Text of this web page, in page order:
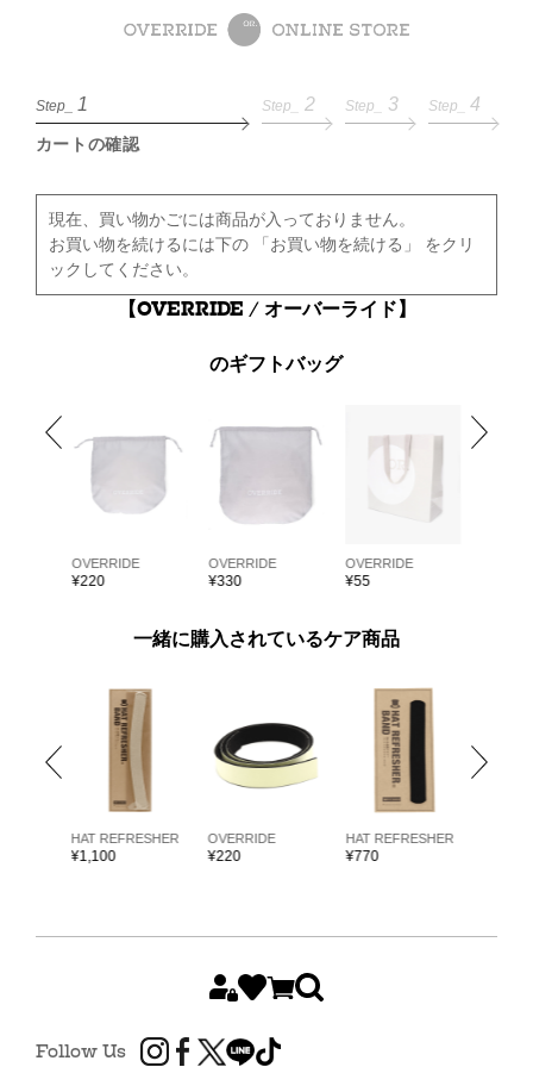
Step_ 1
カートの確認
Step_ 2 Step_ 3 Step_ 4
現在、買い物かごには商品が入っておりません。
お買い物を続けるには下の 「お買い物を続ける」 をクリ
ックしてください。
【OVERRIDE / オーバーライド】
のギフトバッグ
OVERRIDE
¥220
OVERRIDE
¥330
OVERRIDE
¥55
一緒に購入されているケア商品
HAT REFRESHER
¥1,100
OVERRIDE
¥220
HAT REFRESHER
¥770
Follow Us